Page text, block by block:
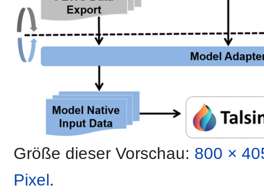
Größe dieser Vorschau: 800 ×
Pixel.